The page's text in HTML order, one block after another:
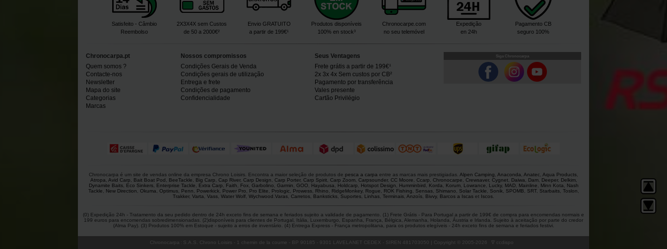
Satisfeito - Câmbio
Reembolso
2X3X4X sem Custos
de 50 a 2000€²
Envio GRATUITO
a partir de 199€¹
Produtos disponíveis
100% en stock³
Chronocarpe.com
no seu telemóvel
Expedição
en 24h
Pagamento CB
seguro 100%
Chronocarpa.pt
Quem somos ?
Contacte-nos
Newsletter
Mapa do site
Categorias
Marcas
Nossos compromissos
Condições Gerais de Venda
Condições gerais de utilização
Entrega e frete
Condições de pagamento
Confidencialidade
Seus Ventagens
Frete grátis a partir de 199€¹
2x 3x 4x Sem custos por CB²
Pagamento por transferência
Vales presente
Cartão Privilégio
Siga Chronocarpa
Chronocarpa é um site de vendas online da empresa Chrono Loisirs. Encontra a maior seleção de produtos de pesca a carpa entre as marcas mais prestigiadas. Alpen Camping Anaconda Anatec Aqua Products
Atropa Avid Carp Bait Boat Pod BeeTackle Big Carp Cap River, Carp Design Carp Porter, Carp Spirit, Carp Zoom, Carpsounder, CC Moore Ccarp Chronocarpe Crewsaver, Cygnet, Daiwa Dam, Deeper, Delkim,
Dynamite Baits, Eco Sinkers, Enterprise Tackle Extra Carp Faith Fox, Garbolino Garmin GOO Hayabusa Holdcarp Hotspot Design Humminbird Korda Korum, Lowrance Lucky, MAD, Mainline Minn Kota
Nash
Tackle
New Direction Okuma Optimus, Penn Powerkick, Power Pro Pro Elite Prologic Prowess, Rhino RidgeMonkey, Rogue ROK Fishing Sensas, Shimano Solar Tackle Sonik, SPOMB SRT, Starbaits, Toslon
Trakker, Varta Vass Water Wolf Wychwood Varas Carretos Banksticks Suportes Linhas Terminais Anzoís Bivvy, Barcos a Iscas et Iscos
(0) Expedição 24h - Tratamento da seu pedido dentro de 24h exceto fins de semana e feriados sujeito a validade de pagamento. (1) Frete Grátis - Para Portugal a partir de 199€ de compra para encomendas normais e
199 euros para encomendas sobredimensionadas. (2)disponíveis para clientes de Portugal, Itália, Luxemburgo, Espanha, França, Bélgica, Alemanha, Holanda, Áustria e Irlanda. Sujeito à aceitação por parte do credor
(Alma Pay). (3) Produtos 100% em Estoque - sujeito a erros de inventário. (4) Entrega Express - França metropolitana, para os produtos elegíveis - 24h exceto fins de semana e feriados festivi.
Chronocarpa : S.A.S. Chrono Loisirs - 1 chemin de la coume - BP 90185 - 9301 LAVELANET CEDEX - SIREN 481703050 | Copyright © 2005-2026 ∇ ccdispo